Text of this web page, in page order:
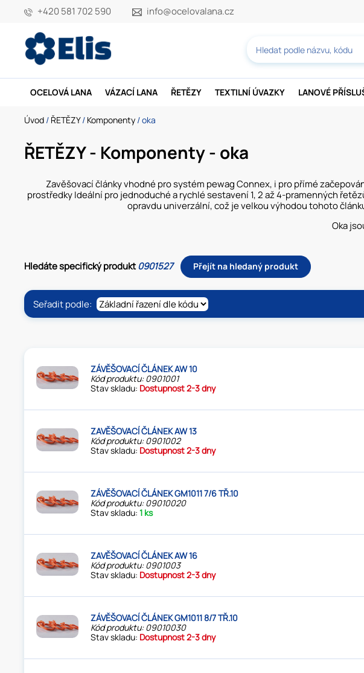
+420 581 702 590 info@ocelovalana.cz
OCELOVÁ LANA VÁZACÍ LANA ŘETĚZY TEXTILNÍ ÚVAZKY LANOVÉ
Úvod / ŘETĚZY/ Komponenty / oka
ŘETĚZY - Komponenty - oka
Zavěšovací články vhodné pro systém pewag Connex, i pro přímé
prostředky Ideální pro jednoduché a rychlé sestavení 1, 2 až 4-pramenných
opravdu univerzální, což je velkou výhodou tohoto
Oka
Hledáte specifický produkt0901527 Přejít na hledaný produkt
Seřadit podle:
ZÁVĚŠOVACÍ ČLÁNEK AW 10
Kód produktu: 0901001
Stav skladu: Dostupnost 2-3 dny
ZAVĚŠOVACÍ ČLÁNEK AW 13
Kód produktu: 0901002
Stav skladu: Dostupnost 2-3 dny
ZÁVĚŠOVACÍ ČLÁNEK GM1011 7/6 TŘ.10
Kód produktu: 09010020
Stav skladu:1 ks
ZAVĚŠOVACÍ ČLÁNEK AW 16
Kód produktu: 0901003
Stav skladu: Dostupnost 2-3 dny
ZÁVĚŠOVACÍ ČLÁNEK GM1011 8/7 TŘ.10
Kód produktu: 09010030
Stav skladu: Dostupnost 2-3 dny